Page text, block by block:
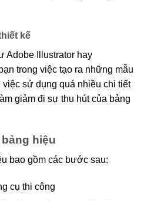
kế
Adobe Illustrator hay
trong việc tạo ra những mẫu
việc sử dụng quá nhiều chi tiết
giảm đi sự thu hút của bảng
hiệu
bao gồm các bước sau:
cụ thi công